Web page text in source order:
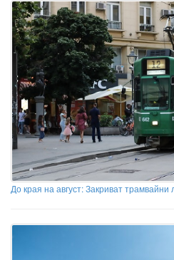
До края на август: Закриват